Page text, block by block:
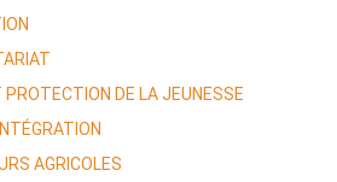
PROTECTION DE LA JEUNESSE
AGRICOLES